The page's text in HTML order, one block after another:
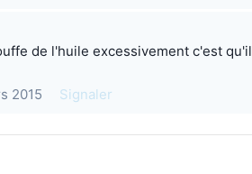
de l'huile excessivement c'est
2015
Signaler